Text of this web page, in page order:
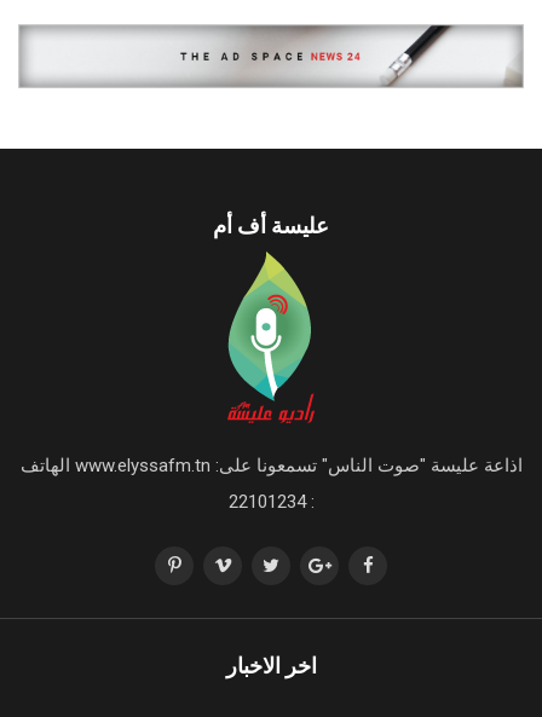
عليسة أف أم
اذاعة عليسة "صوت الناس" تسمعونا على: www.elyssafm.tn الهاتف
: 22101234
اخر الاخبار